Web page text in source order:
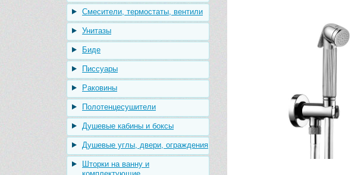
Смесители, термостаты, вентили
Унитазы
Биде
Писсуары
Раковины
Полотенцесушители
Душевые кабины и боксы
Душевые углы, двери, ограждения
Шторки на ванну и